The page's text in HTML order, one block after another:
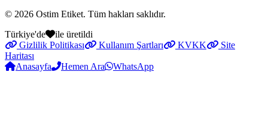
© 2026 Ostim Etiket. Tüm hakları saklıdır.
Türkiye'de
ile üretildi
Gizlilik Politikası
Kullanım Şartları KVKK
Site
Haritası
Anasayfa
Hemen Ara WhatsApp